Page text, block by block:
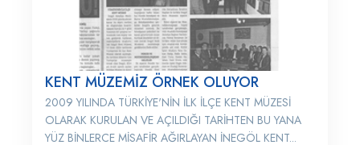
KENT MÜZEMİZ ÖRNEK OLUYOR
2009 YILINDA TÜRKİYE'NİN İLK İLÇE KENT MÜZESİ
OLARAK KURULAN VE AÇILDIĞI TARİHTEN BU YANA
YÜZ BİNLERCE MİSAFİR AĞIRLAYAN İNEGÖL KENT...